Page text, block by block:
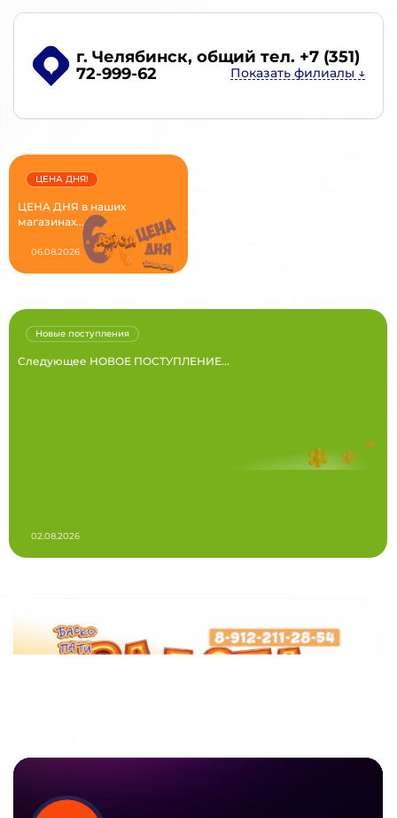
г. Челябинск, общий тел. +7 (351)
72-999-62
ЦЕНА ДНЯ в наших
магазинах...
ЦЕНА ДНЯ!
06.08.2026
Следующее НОВОЕ ПОСТУПЛЕНИЕ...
Новые поступления
02.08.2026